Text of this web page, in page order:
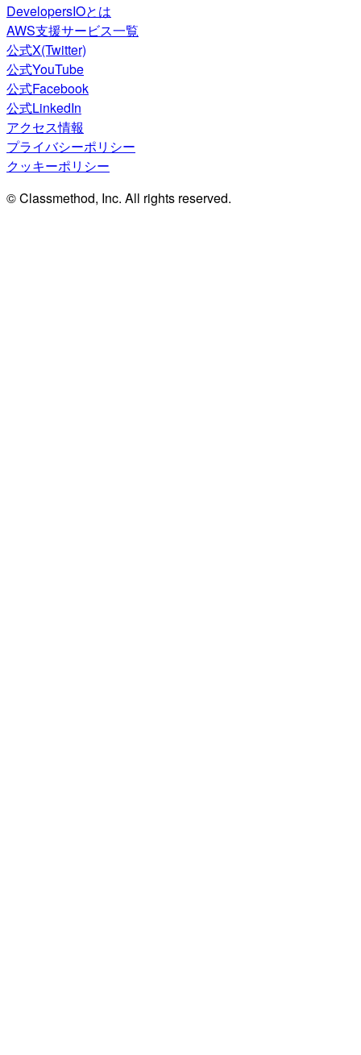
DevelopersIOとは
AWS支援サービス一覧
公式X(Twitter)
公式YouTube
公式Facebook
公式LinkedIn
アクセス情報
プライバシーポリシー
クッキーポリシー
© Classmethod, Inc. All rights reserved.